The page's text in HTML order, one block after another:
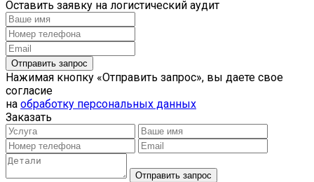
Оставить заявку на логистический аудит
Нажимая кнопку «Отправить запрос», вы даете свое
согласие
на обработку персональных данных
Заказать